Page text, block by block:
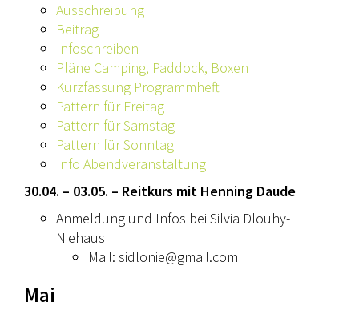
Ausschreibung
Beitrag
Infoschreiben
Pläne Camping, Paddock, Boxen
Kurzfassung Programmheft
Pattern für Freitag
Pattern für Samstag
Pattern für Sonntag
Info Abendveranstaltung
30.04. – 03.05. – Reitkurs mit Henning Daude
Anmeldung und Infos bei Silvia Dlouhy-
Niehaus
Mail: sidlonie@gmail.com
Mai